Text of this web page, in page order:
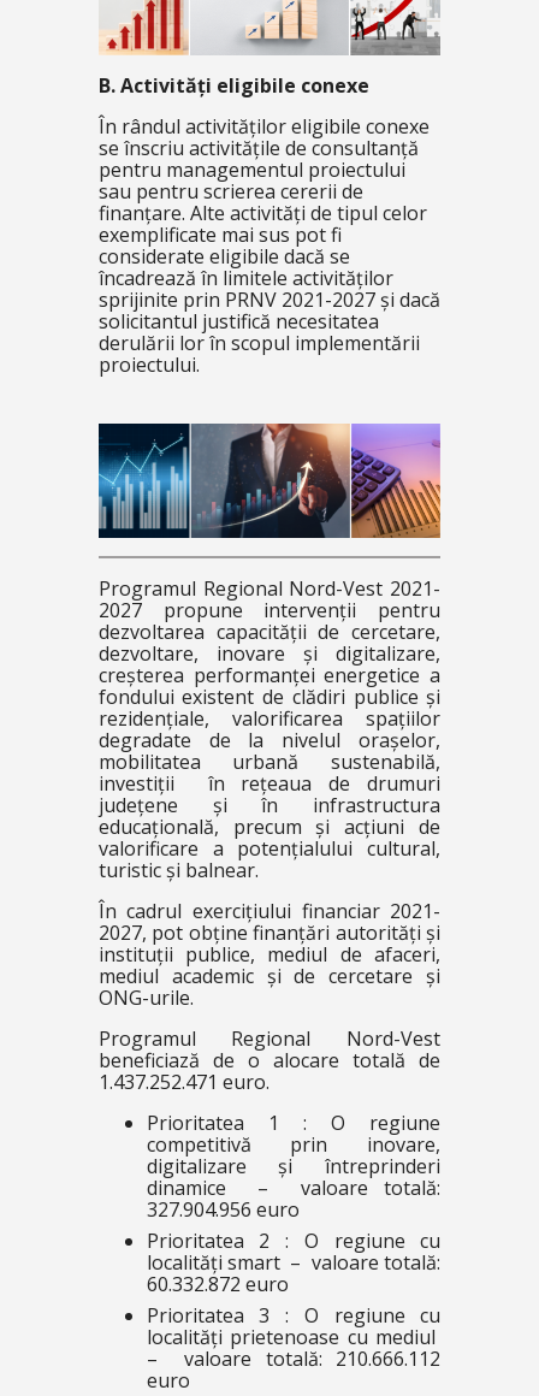
B. Activități eligibile conexe
În rândul activităților eligibile conexe
se înscriu activitățile de consultanță
pentru managementul proiectului
sau pentru scrierea cererii de
finanțare. Alte activități de tipul celor
exemplificate mai sus pot fi
considerate eligibile dacă se
încadrează în limitele activităților
sprijinite prin PRNV 2021-2027 și dacă
solicitantul justifică necesitatea
derulării lor în scopul implementării
proiectului.
Programul Regional Nord-Vest 2021-
2027 propune intervenții pentru
dezvoltarea capacității de cercetare,
dezvoltare, inovare și digitalizare,
creșterea performanței energetice a
fondului existent de clădiri publice și
rezidențiale, valorificarea spațiilor
degradate de la nivelul orașelor,
mobilitatea urbană sustenabilă,
investiții în rețeaua de drumuri
județene și în infrastructura
educațională, precum și acțiuni de
valorificare a potențialului cultural,
turistic și balnear.
În cadrul exercițiului financiar 2021-
2027, pot obține finanțări autorități și
instituții publice, mediul de afaceri,
mediul academic și de cercetare și
ONG-urile.
Programul Regional Nord-Vest
beneficiază de o alocare totală de
1.437.252.471 euro.
Prioritatea 1 : O regiune
competitivă prin inovare,
digitalizare și întreprinderi
dinamice – valoare totală:
327.904.956 euro
Prioritatea 2 : O regiune cu
localități smart – valoare totală:
60.332.872 euro
Prioritatea 3 : O regiune cu
localități prietenoase cu mediul
– valoare totală: 210.666.112
euro